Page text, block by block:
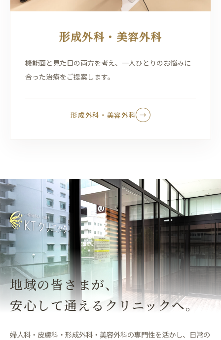
形成外科・美容外科
機能面と見た目の両方を考え、一人ひとりのお悩みに
合った治療をご提案します。
形成外科・美容外科 →
地域の皆さまが、
安心して通えるクリニックへ。
婦人科・皮膚科・形成外科・美容外科の専門性を活かし、日常の